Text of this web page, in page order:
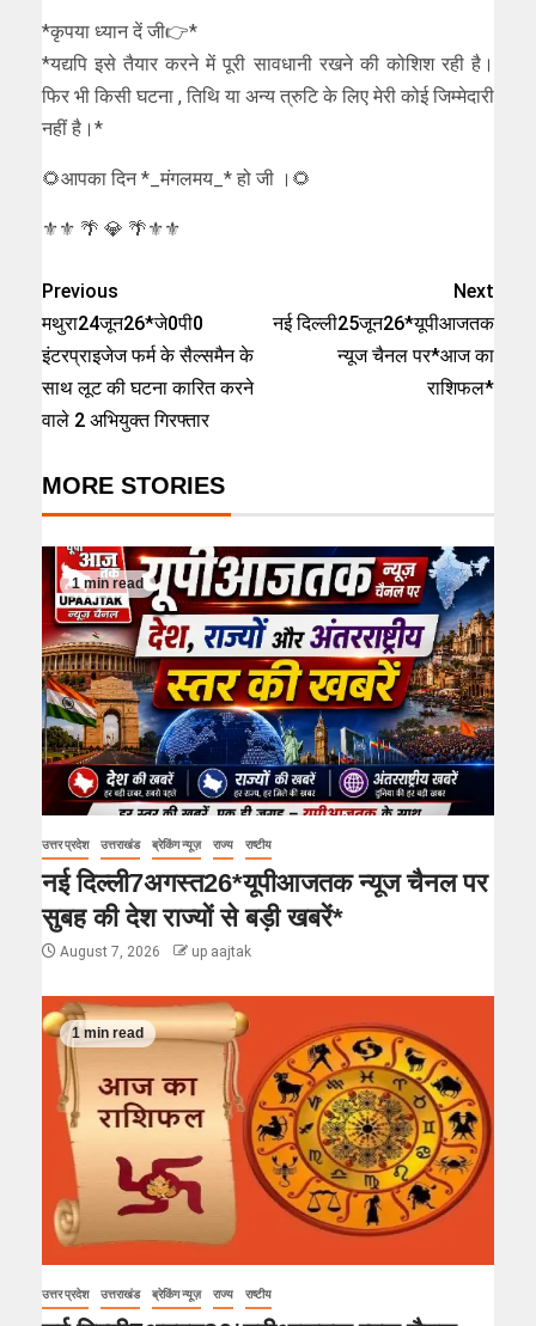
*कृपया ध्यान दें जी👉*
*यद्यपि इसे तैयार करने में पूरी सावधानी रखने की कोशिश रही है।
फिर भी किसी घटना , तिथि या अन्य त्रुटि के लिए मेरी कोई जिम्मेदारी
नहीं है।*
🌻आपका दिन *_मंगलमय_* हो जी ।🌻
⚜⚜ 🌴 💎 🌴⚜⚜
Previous
मथुरा24जून26*जे0पी0
इंटरप्राइजेज फर्म के सैल्समैन के
साथ लूट की घटना कारित करने
वाले 2 अभियुक्त गिरफ्तार
Next
नई दिल्ली25जून26*यूपीआजतक
न्यूज चैनल पर*आज का
राशिफल*
MORE STORIES
1 min read
उत्तर प्रदेश उत्तराखंड ब्रेकिंग न्यूज़ राज्य राष्टीय
नई दिल्ली7अगस्त26*यूपीआजतक न्यूज चैनल पर
सुबह की देश राज्यों से बड़ी खबरें*
August 7, 2026 up aajtak
1 min read
उत्तर प्रदेश उत्तराखंड ब्रेकिंग न्यूज़ राज्य राष्टीय